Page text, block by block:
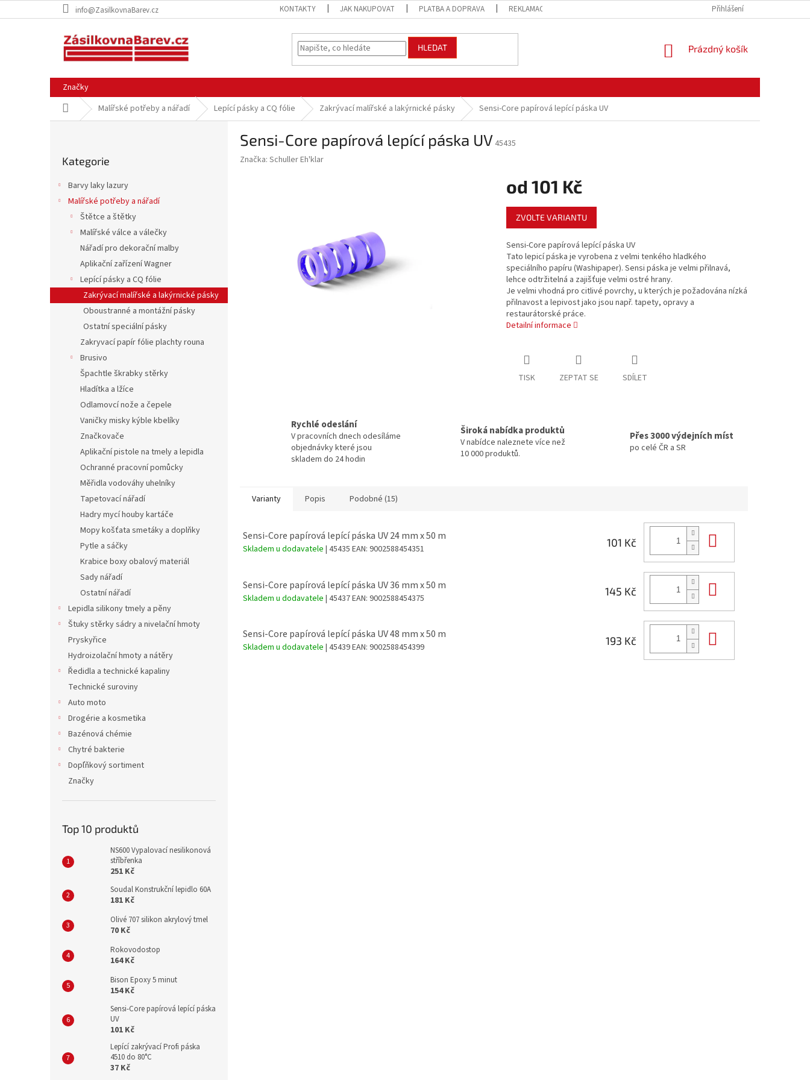
na
info@ZasilkovnaBarev.cz KONTAKTY JAK NAKUPOVAT PLATBA A DOPRAVA REKLAMACE ZBOŽÍ PODMÍNKY OCHRANY
Přihlášení
HLEDAT
NÁKUPNÍ
Prázdný košík
Značky
Domů Malířské potřeby a nářadí Lepící pásky a CQ fólie Zakrývací malířské a lakýrnické pásky Sensi-Core papírová lepící páska UV
e
l
kategorie
Kategorie
Barvy laky lazury
Malířské potřeby a nářadí
Štětce a štětky
Malířské válce a válečky
Nářadí pro dekorační malby
Aplikační zařízení Wagner
Lepící pásky a CQ fólie
Zakrývací malířské a lakýrnické pásky
Oboustranné a montážní pásky
Ostatní speciální pásky
Zakryvací papír fólie plachty rouna
Brusivo
Špachtle škrabky stěrky
Hladítka a lžíce
Odlamovcí nože a čepele
Vaničky misky kýble kbelíky
Značkovače
Aplikační pistole na tmely a lepidla
Ochranné pracovní pomůcky
Měřidla vodováhy uhelníky
Tapetovací nářadí
Hadry mycí houby kartáče
Mopy košťata smetáky a doplňky
Pytle a sáčky
Krabice boxy obalový materiál
Sady nářadí
Ostatní nářadí
Lepidla silikony tmely a pěny
Štuky stěrky sádry a nivelační hmoty
Pryskyřice
Hydroizolační hmoty a nátěry
Ředidla a technické kapaliny
Technické suroviny
Auto moto
Drogérie a kosmetika
Bazénová chémie
Chytré bakterie
Dopľňkový sortiment
Značky
Top 10 produktů
NS600 Vypalovací nesilikonová
stříbřenka
251 Kč
Soudal Konstrukční lepidlo 60A
181 Kč
Olivé 707 silikon akrylový tmel
70 Kč
Rokovodostop
164 Kč
Bison Epoxy 5 minut
154 Kč
Sensi-Core papírová lepící páska
UV
101 Kč
Lepící zakrývací Profi páska
4510 do 80°C
37 Kč
Sensi-Core papírová lepící páska UV 45435
Značka: Schuller Eh'klar
od 101 Kč
Měrná
cena:
ZVOLTE VARIANTU
Sensi-Core papírová lepící páska UV
Tato lepicí páska je vyrobena z velmi tenkého hladkého
speciálního papíru (Washipaper). Sensi páska je velmi přilnavá,
lehce odtržitelná a zajišťuje velmi ostré hrany.
Je velmi vhodná pro citlivé povrchy, u kterých je požadována nízká
přilnavost a lepivost jako jsou např. tapety, opravy a
restaurátorské práce.
Detailní informace
TISK ZEPTAT SE SDÍLET
Rychlé odeslání
V pracovních dnech odesíláme
objednávky které jsou
skladem do 24 hodin
Široká nabídka produktů
V nabídce naleznete více než
10 000 produktů.
Přes 3000 výdejních míst
po celé ČR a SR
Varianty Popis Podobné (15)
Sensi-Core papírová lepící páska UV 24 mm x 50 m
Skladem u dodavatele | 45435 EAN: 9002588454351
101 Kč
Sensi-Core papírová lepící páska UV 36 mm x 50 m
Skladem u dodavatele | 45437EAN: 9002588454375
145 Kč
Sensi-Core papírová lepící páska UV 48 mm x 50 m
Skladem u dodavatele | 45439EAN: 9002588454399
193 Kč